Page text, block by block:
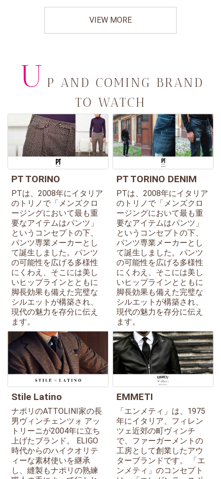
VIEW MORE
U P AND COMING BRAND
TO WATCH
PT TORINO
PTは、2008年にイタリア
のトリノで「メンズクロ
ージングにおいて最も重
要なアイテムはパンツ」
というコンセプトの下、
パンツ専業メーカーとし
て誕生しました。パンツ
の可能性を広げる多様性
にくわえ、そこには美し
いヒップラインとともに
脚長効果も備えた完璧な
シルエットが構築され、
現代の魅力を存分に伝え
ます。
PT TORINO DENIM
PTは、2008年にイタリア
のトリノで「メンズクロ
ージングにおいて最も重
要なアイテムはパンツ」
というコンセプトの下、
パンツ専業メーカーとし
て誕生しました。パンツ
の可能性を広げる多様性
にくわえ、そこには美し
いヒップラインとともに
脚長効果も備えた完璧な
シルエットが構築され、
現代の魅力を存分に伝え
ます。
Stile Latino
ナポリのATTOLINI家の長
男ヴィンチェンツォ アッ
トリーニが2004年に立ち
上げたブランド。 ELIGO
時代からのハイクオリテ
ィーな素材使いを継承
し、縫製もナポリの熟練
EMMETI
「エンメティ」は、1975
年にイタリア、フィレン
ツェ近郊の町ヴィンチ
で、ファーガーメントの
工房として創業したアウ
ターブランドです。 「エ
ンメティ」のコンセプト